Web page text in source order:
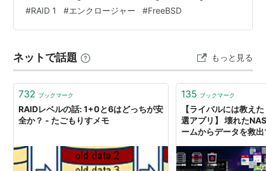
でAD-DCのディスクをマウント 3)Rsyncで複写 出典・引
用・備考 各サーバー（AD-DC／ファイルサーバー／メイ
ッジと、AD-…
#RAID 1 #エンクロージャー #FreeBSD
ネットで話題 もっと見る
732 ブックマーク
RAIDレベルの話: 1+0と6はどっちが安
全か？ - たごもりすメモ
135 ブックマーク
【ライバルには教え
選アプリ】 壊れた
ームからデータを救
0/1/5/6/10に対応。
では無料で利用可能